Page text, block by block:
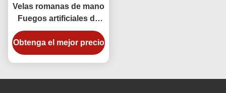
Velas romanas de mano
Fuegos artificiales de
consumo 20 disparos
Fuegos artificiales
chinos Liuyang
Obtenga el mejor precio